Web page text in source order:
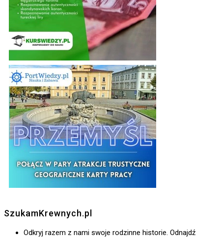
SzukamKrewnych.pl
Odkryj razem z nami swoje rodzinne historie. Odnajdź